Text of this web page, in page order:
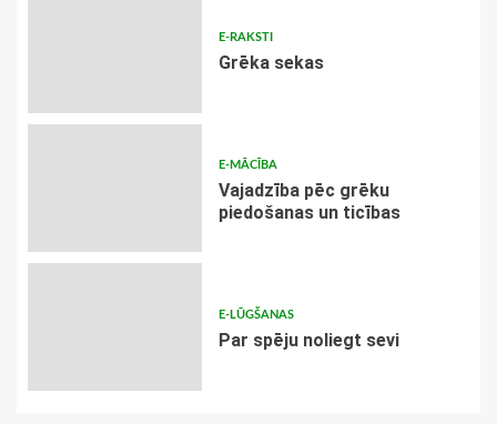
E-RAKSTI
Grēka sekas
E-MĀCĪBA
Vajadzība pēc grēku
piedošanas un ticības
E-LŪGŠANAS
Par spēju noliegt sevi